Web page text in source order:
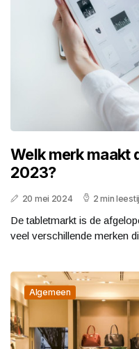
Welk merk maakt
2023?
20 mei 2024 2 min
De tabletmarkt is de
veel verschillende merken
Algemeen